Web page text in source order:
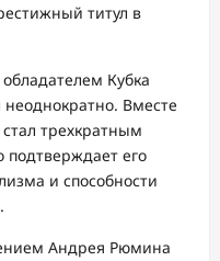
титул в
Кубка
Вместе
трехкратным
подтверждает его
и способности
Андрея Рюмина